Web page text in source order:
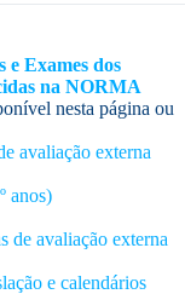
e Exames dos
na NORMA
nesta página ou
avaliação externa
anos)
de avaliação externa
e calendários